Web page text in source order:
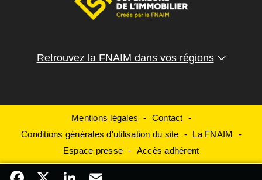
Facebook LinkedIn
Retrouvez la FNAIM dans vos régions
Mentions légales
Contact
Conditions générales d'utilisation du site
La FNAIM
Espace presse
Accès adhérent